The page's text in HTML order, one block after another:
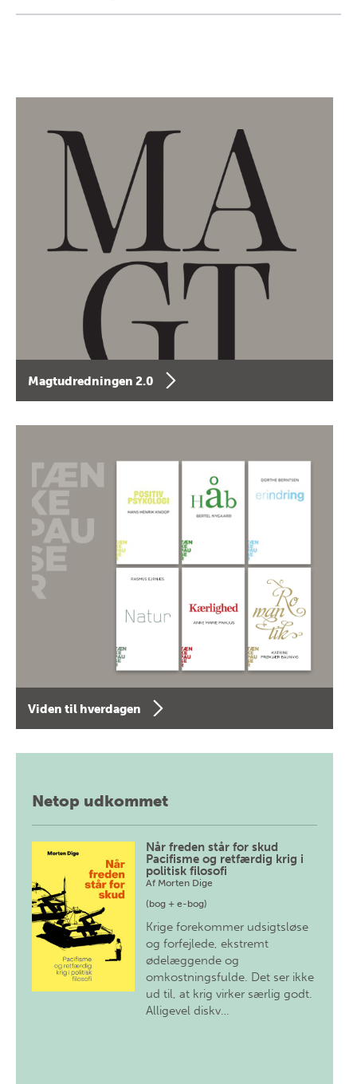
Magtudredningen 2.0
Viden til hverdagen
Netop udkommet
Når freden står for skud
Pacifisme og retfærdig krig i
politisk filosofi
Af Morten Dige
(bog + e-bog)
Krige forekommer udsigtsløse
og forfejlede, ekstremt
ødelæggende og
omkostningsfulde. Det ser ikke
ud til, at krig virker særlig godt.
Alligevel diskv…